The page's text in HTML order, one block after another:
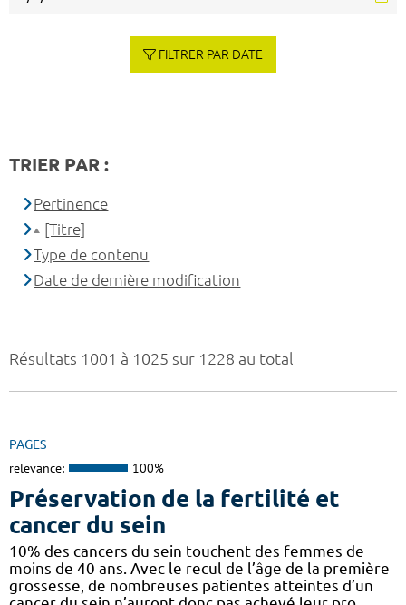
Résultats 1001 à 1025 sur 1228 au total
PAGES
relevance: 100%
Préservation de la fertilité et
cancer du sein
10% des cancers du sein touchent des femmes de
moins de 40 ans. Avec le recul de l’âge de la première
grossesse, de nombreuses patientes atteintes d’un
FILTRER PAR DATE
TRIER PAR :
Pertinence
[Titre]
Type de contenu
Date de dernière modification